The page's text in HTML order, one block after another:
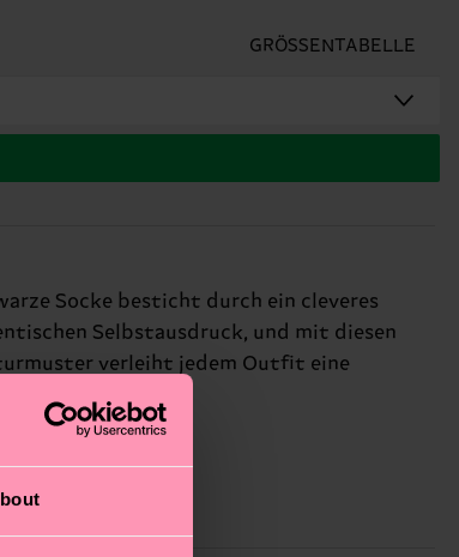
GRÖSSENTABELLE
Socke besticht durch ein cleveres
Selbstausdruck, und mit diesen
verleiht jedem Outfit eine